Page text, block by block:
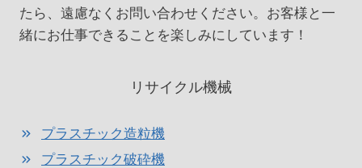
たら、遠慮なくお問い合わせください。お客様と一
緒にお仕事できることを楽しみにしています！
リサイクル機械
プラスチック造粒機
プラスチック破砕機